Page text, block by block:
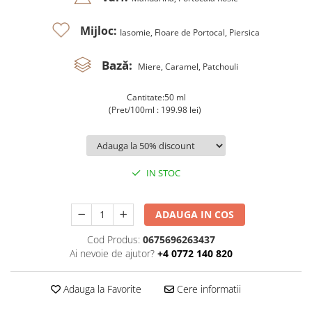
Mijloc: Iasomie, Floare de Portocal, Piersica
Bază: Miere, Caramel, Patchouli
Cantitate:50 ml
(Pret/100ml : 199.98 lei)
IN STOC
ADAUGA IN COS
Cod Produs: 0675696263437
Ai nevoie de ajutor? +4 0772 140 820
Adauga la Favorite Cere informatii